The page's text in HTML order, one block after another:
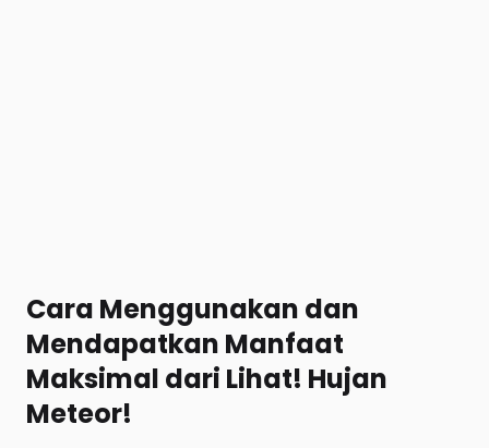
Cara Menggunakan dan
Mendapatkan Manfaat
Maksimal dari Lihat! Hujan
Meteor!